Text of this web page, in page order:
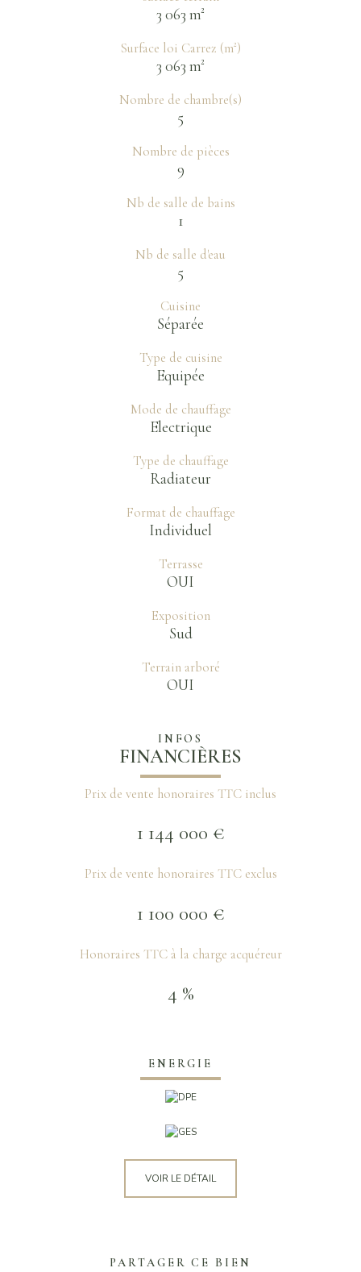
3 063 m²
Surface loi Carrez (m²)
3 063 m²
Nombre de chambre(s)
5
Nombre de pièces
9
Nb de salle de bains
1
Nb de salle d'eau
5
Cuisine
Séparée
Type de cuisine
Equipée
Mode de chauffage
Electrique
Type de chauffage
Radiateur
Format de chauffage
Individuel
Terrasse
OUI
Exposition
Sud
Terrain arboré
OUI
INFOS
FINANCIÈRES
Prix de vente honoraires TTC inclus
1 144 000 €
Prix de vente honoraires TTC exclus
1 100 000 €
Honoraires TTC à la charge acquéreur
4 %
ENERGIE
VOIR LE DÉTAIL
PARTAGER CE BIEN